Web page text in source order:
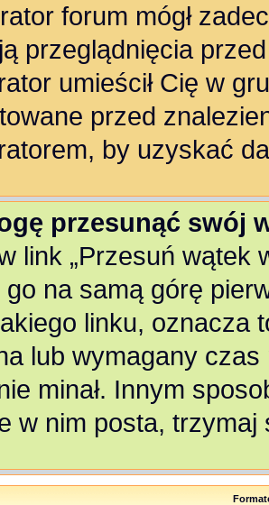
forum mógł
przeglądnięcia
umieścił Cię w
przed
by uzyskać
przesunąć swój
link „Przesuń wątek
na samą górę
linku, oznacza
lub wymagany
minał. Innym
w nim posta,